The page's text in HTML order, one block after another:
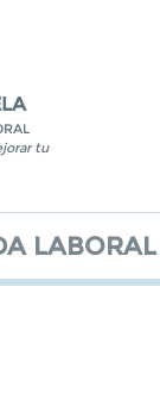
tu
LABORAL